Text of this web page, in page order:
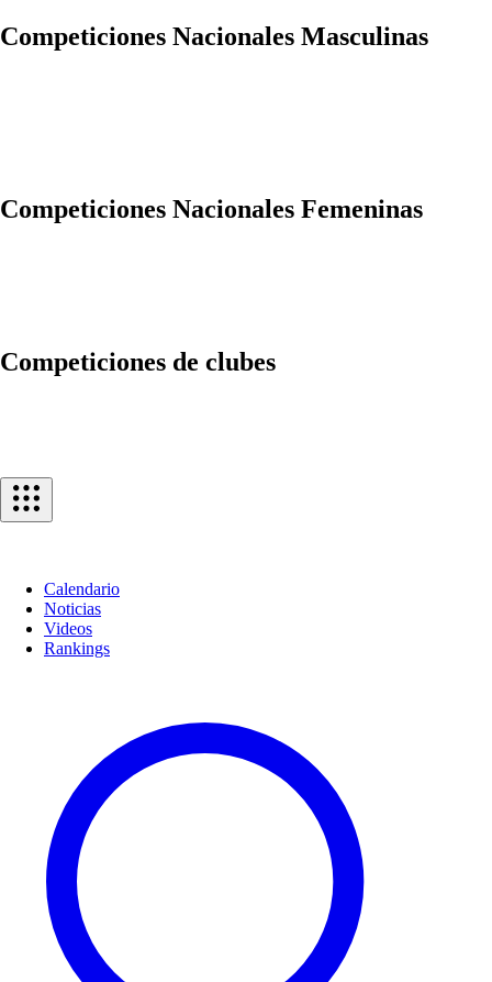
Competiciones Nacionales Masculinas
Competiciones Nacionales Femeninas
Competiciones de clubes
Calendario
Noticias
Videos
Rankings